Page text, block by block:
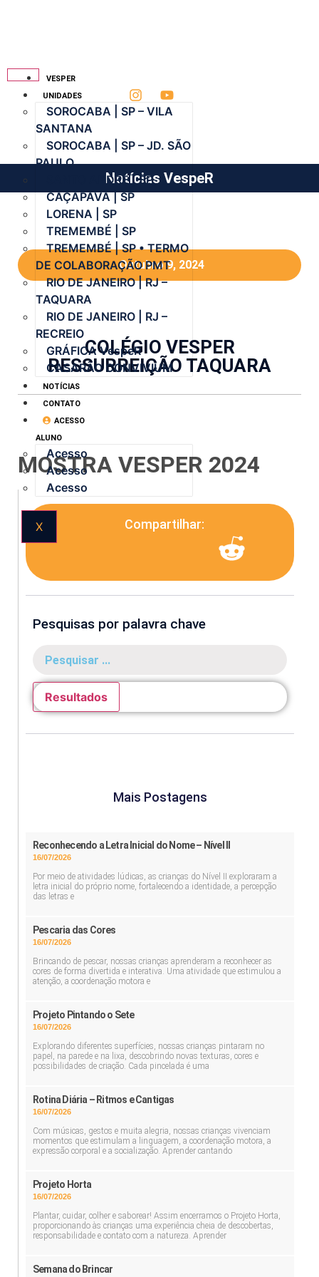
VESPER
UNIDADES
SOROCABA | SP – VILA
SANTANA
SOROCABA | SP – JD. SÃO
PAULO
SANTO ANDRÉ | SP
CAÇAPAVA | SP
LORENA | SP
TREMEMBÉ | SP
TREMEMBÉ | SP • TERMO
DE COLABORAÇÃO PMT
RIO DE JANEIRO | RJ –
TAQUARA
RIO DE JANEIRO | RJ –
RECREIO
GRÁFICA VespeR
CASARÃO CONVIVIUM
NOTÍCIAS
CONTATO
ACESSO
ALUNO
Acesso
Acesso
Acesso
X
Notícias VespeR
Outubro 9, 2024
COLÉGIO VESPER
RESSURREIÇÃO TAQUARA
MOSTRA VESPER 2024
Compartilhar:
Pesquisas por palavra chave
Resultados
Mais Postagens
Reconhecendo a Letra Inicial do Nome – Nível II
16/07/2026
Por meio de atividades lúdicas, as crianças do Nível II exploraram a
letra inicial do próprio nome, fortalecendo a identidade, a percepção
das letras e
Pescaria das Cores
16/07/2026
Brincando de pescar, nossas crianças aprenderam a reconhecer as
cores de forma divertida e interativa. Uma atividade que estimulou a
atenção, a coordenação motora e
Projeto Pintando o Sete
16/07/2026
Explorando diferentes superfícies, nossas crianças pintaram no
papel, na parede e na lixa, descobrindo novas texturas, cores e
possibilidades de criação. Cada pincelada é uma
Rotina Diária – Ritmos e Cantigas
16/07/2026
Com músicas, gestos e muita alegria, nossas crianças vivenciam
momentos que estimulam a linguagem, a coordenação motora, a
expressão corporal e a socialização. Aprender cantando
Projeto Horta
16/07/2026
Plantar, cuidar, colher e saborear! Assim encerramos o Projeto Horta,
proporcionando às crianças uma experiência cheia de descobertas,
responsabilidade e contato com a natureza. Aprender
Semana do Brincar